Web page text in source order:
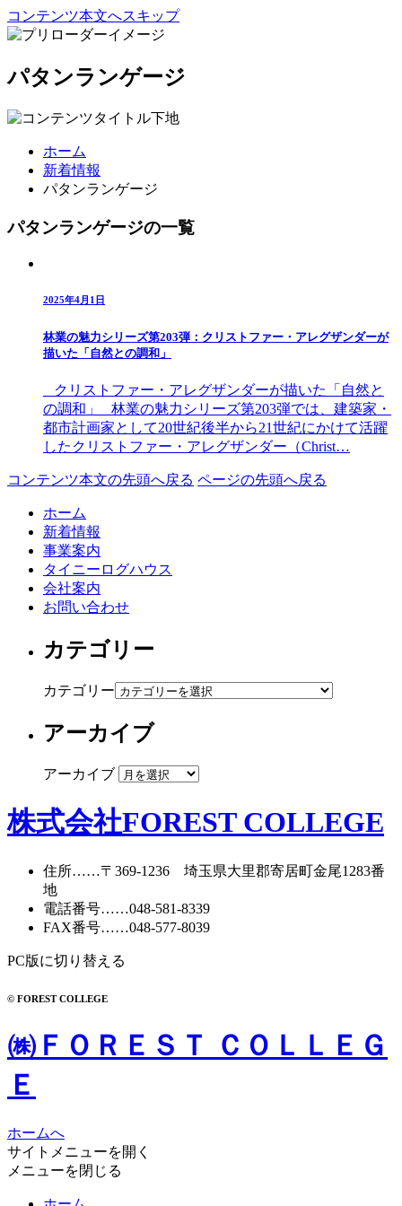
コンテンツ本文へスキップ
パタンランゲージ
ホーム
新着情報
パタンランゲージ
パタンランゲージの一覧
2025年4月1日
林業の魅力シリーズ第203弾：クリストファー・アレグザンダーが
描いた「自然との調和」
クリストファー・アレグザンダーが描いた「自然と
の調和」 林業の魅力シリーズ第203弾では、建築家・
都市計画家として20世紀後半から21世紀にかけて活躍
したクリストファー・アレグザンダー（Christ…
コンテンツ本文の先頭へ戻る ページの先頭へ戻る
ホーム
新着情報
事業案内
タイニーログハウス
会社案内
お問い合わせ
カテゴリー
カテゴリー
アーカイブ
アーカイブ
株式会社FOREST COLLEGE
住所……〒369-1236 埼玉県大里郡寄居町金尾1283番
地
電話番号……048-581-8339
FAX番号……048-577-8039
PC版に切り替える
© FOREST COLLEGE
㈱ＦＯＲＥＳＴ ＣＯＬＬＥＧ
Ｅ
ホームへ
サイトメニューを開く
メニューを閉じる